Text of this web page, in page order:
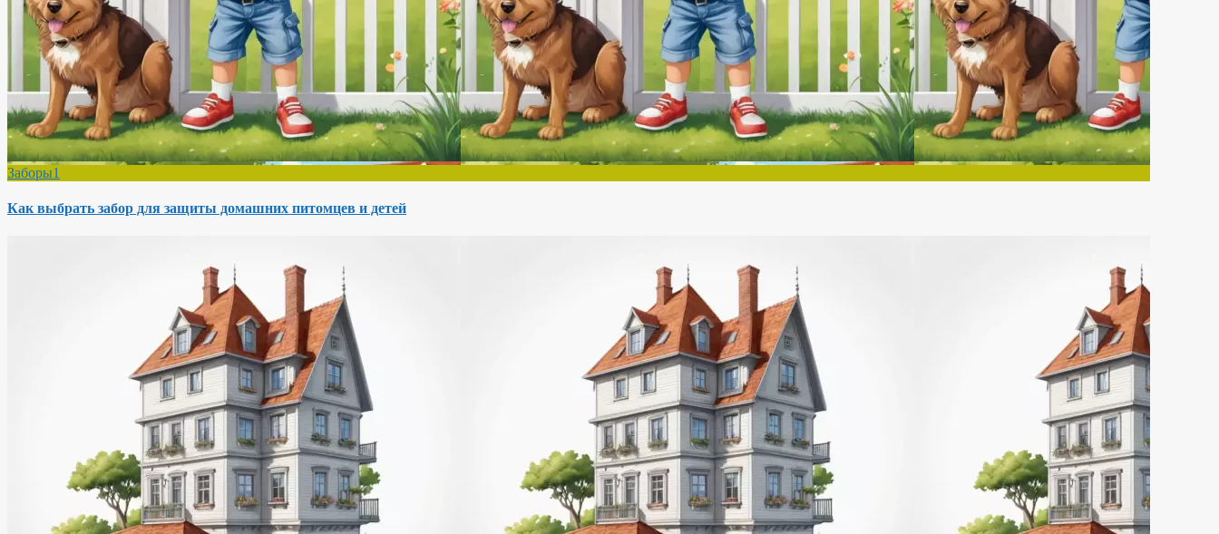
Заборы1
Как выбрать забор для защиты домашних питомцев и детей